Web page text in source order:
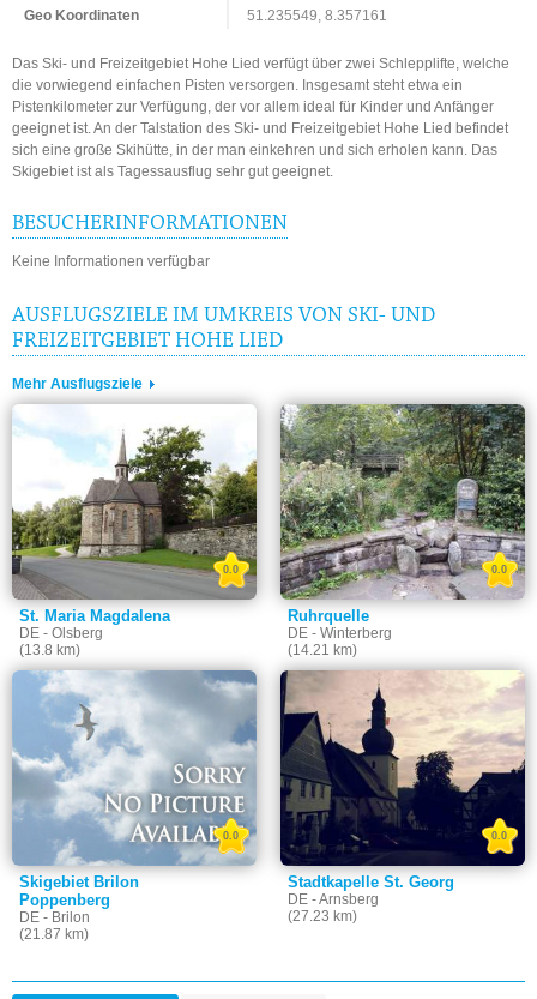
Geo Koordinaten
51.235549, 8.357161
Das Ski- und Freizeitgebiet Hohe Lied verfügt über zwei Schlepplifte, welche
die vorwiegend einfachen Pisten versorgen. Insgesamt steht etwa ein
Pistenkilometer zur Verfügung, der vor allem ideal für Kinder und Anfänger
geeignet ist. An der Talstation des Ski- und Freizeitgebiet Hohe Lied befindet
sich eine große Skihütte, in der man einkehren und sich erholen kann. Das
Skigebiet ist als Tagessausflug sehr gut geeignet.
BESUCHERINFORMATIONEN
Keine Informationen verfügbar
AUSFLUGSZIELE IM UMKREIS VON SKI- UND
FREIZEITGEBIET HOHE LIED
Mehr Ausflugsziele
St. Maria Magdalena
DE - Olsberg
(13.8 km)
0.0
Ruhrquelle
DE - Winterberg
(14.21 km)
0.0
Skigebiet Brilon
Poppenberg
DE - Brilon
(21.87 km)
0.0
Stadtkapelle St. Georg
DE - Arnsberg
(27.23 km)
0.0